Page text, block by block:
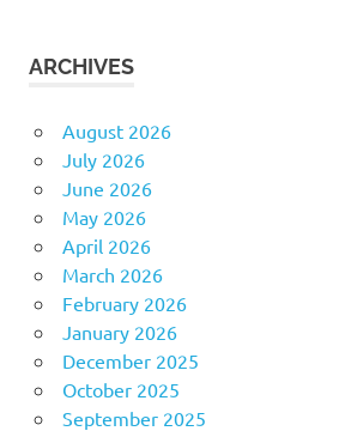
ARCHIVES
August 2026
July 2026
June 2026
May 2026
April 2026
March 2026
February 2026
January 2026
December 2025
October 2025
September 2025